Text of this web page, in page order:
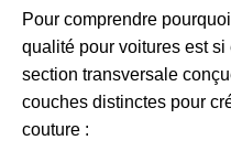
Pour comprendre
qualité pour voitures est
section transversale
couches distinctes pour
couture :